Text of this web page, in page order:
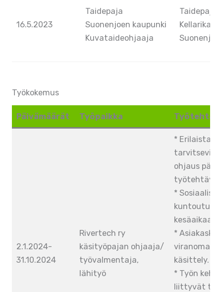
16.5.2023
Taidepaja
Suonenjoen kaupunki
Kuvataideohjaaja
Taidepaja
Suonenjoki
Työkokemus
Päivämäärät Työpaikka
2.1.2024-
31.10.2024
Rivertech ry
käsityöpajan ohjaaja/
työvalmentaja,
lähityö
* Erilaista
ohjaus
* Sosiaalisen
kesäaikaan.
*
käsittely.
* Työn
liittyvät